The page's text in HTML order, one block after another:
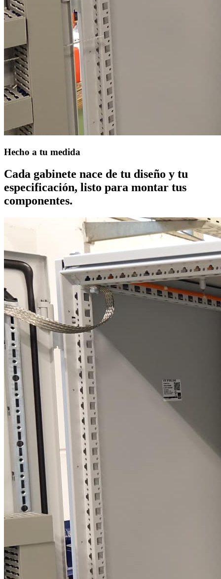
Hecho a tu medida
Cada gabinete nace de tu diseño y tu
especificación, listo para montar tus
componentes.